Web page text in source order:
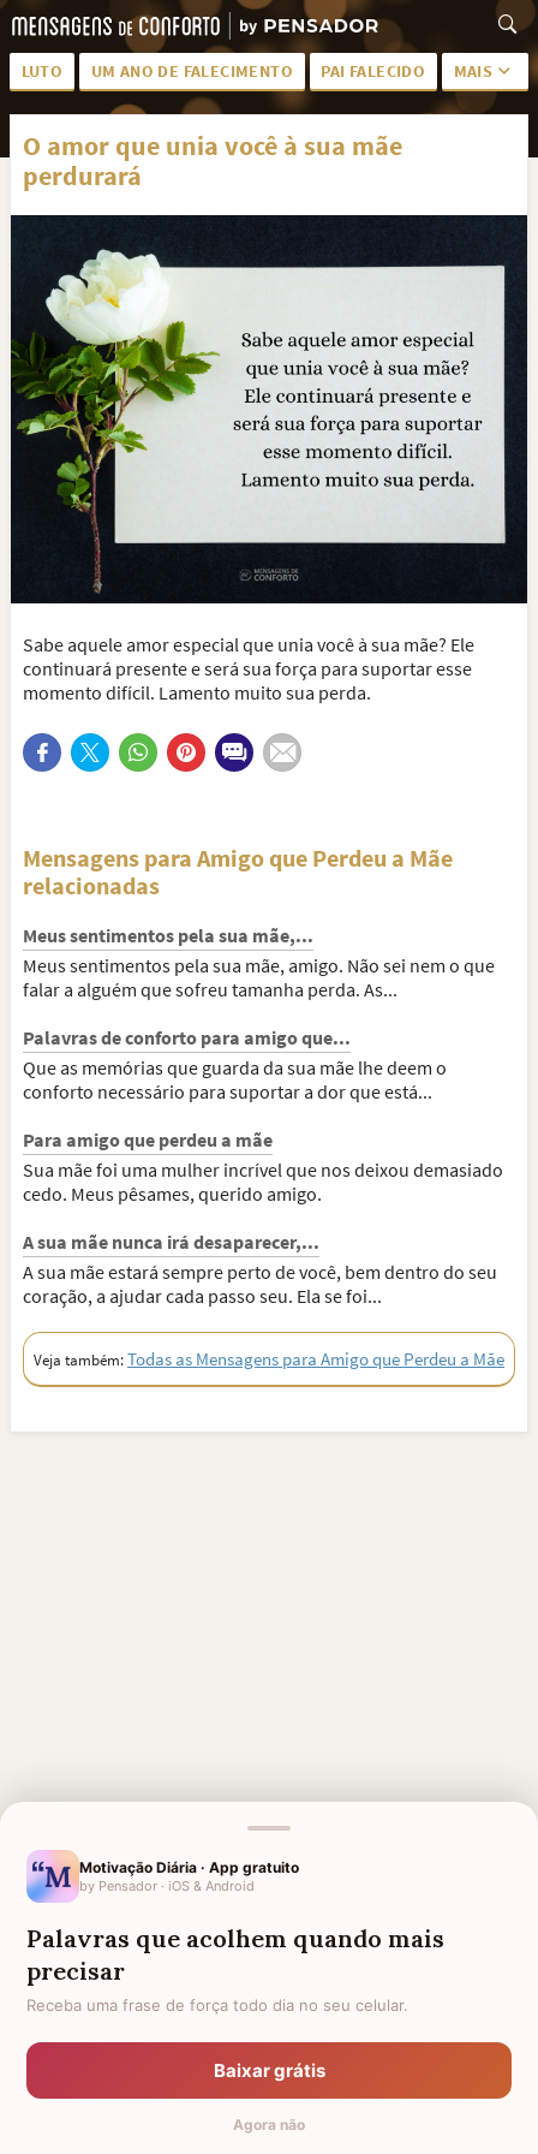
LUTO UM ANO DE FALECIMENTO PAI FALECIDO MAIS
LUTO PARA AMIGA PALAVRAS
SAUDADES DA MÃE
MEUS SENTIMENTOS
FRASES DE LUTO PARA AMIGO
TODAS AS CATEGORIAS
O amor que unia você à sua mãe
perdurará
Sabe aquele amor especial que unia você à sua mãe? Ele
continuará presente e será sua força para suportar esse
momento difícil. Lamento muito sua perda.
Mensagens para Amigo que Perdeu a Mãe
relacionadas
Meus sentimentos pela sua mãe,...
Meus sentimentos pela sua mãe, amigo. Não sei nem o que
falar a alguém que sofreu tamanha perda. As...
Palavras de conforto para amigo que...
Que as memórias que guarda da sua mãe lhe deem o
conforto necessário para suportar a dor que está...
Para amigo que perdeu a mãe
Sua mãe foi uma mulher incrível que nos deixou demasiado
cedo. Meus pêsames, querido amigo.
A sua mãe nunca irá desaparecer,...
A sua mãe estará sempre perto de você, bem dentro do seu
coração, a ajudar cada passo seu. Ela se foi...
Veja também:Todas as Mensagens para Amigo que Perdeu a Mãe
MENSAGENS RELACIONADAS
HOMENAGEM PARA MÃE
MÃE FALECIDA AMOR PARA MÃE FALECIDA
AMIGA QUE PERDEU A MÃE 1 ANO DE FALECIMENTO DE MÃE
PARA QUEM PERDEU A MÃE
1 MÊS DE FALECIMENTO DA
Motivação Diária · App gratuito
by Pensador · iOS & Android
Palavras que acolhem quando mais
precisar
Receba uma frase de força todo dia no seu celular.
Baixar grátis
Agora não